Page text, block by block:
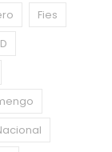
Fies